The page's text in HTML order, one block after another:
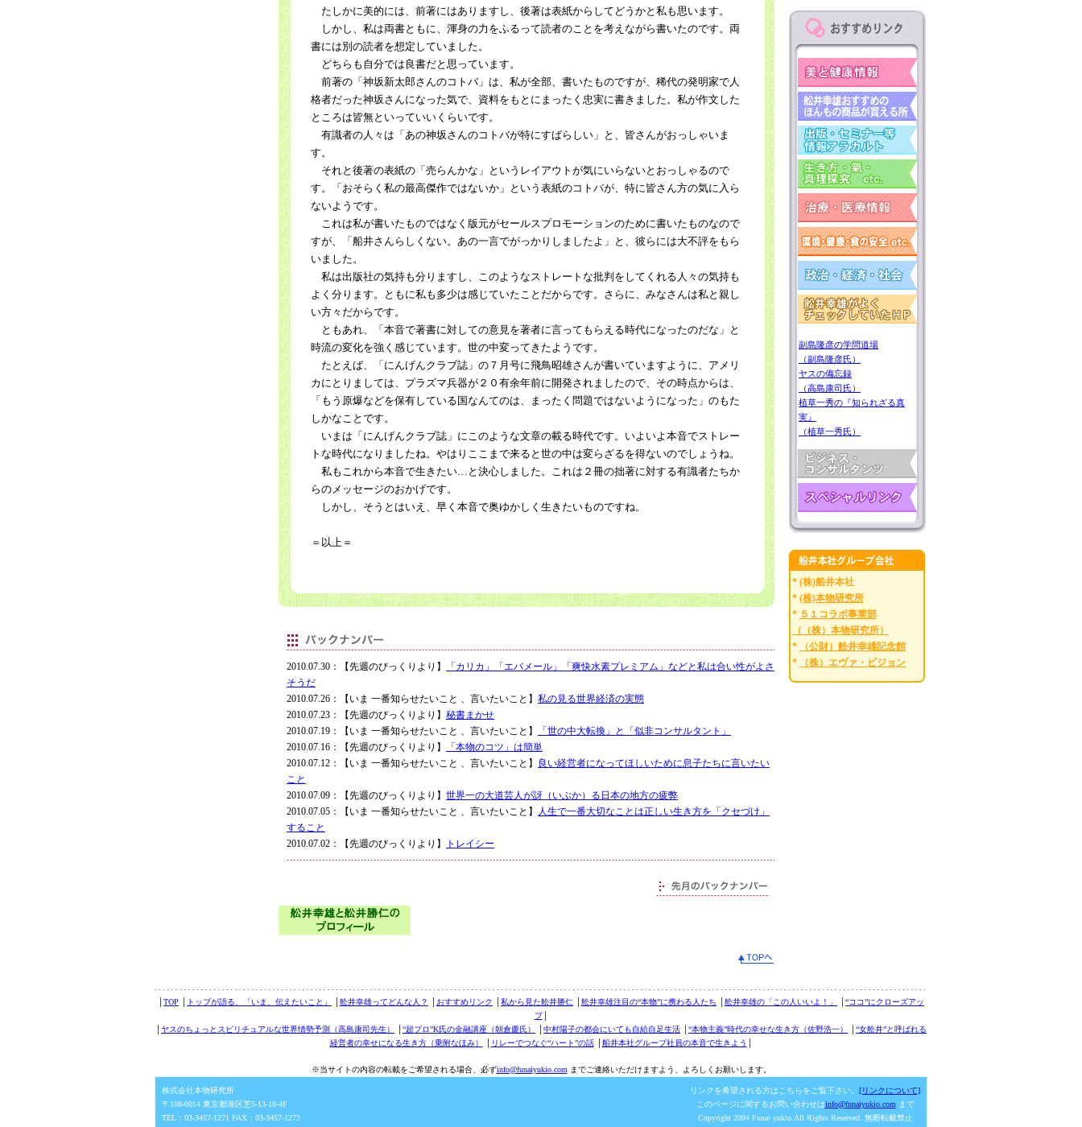
たしかに美的には、前著にはありますし、後著は表紙からしてどうかと私も思います。
しかし、私は両書ともに、渾身の力をふるって読者のことを考えながら書いたのです。両
書には別の読者を想定していました。
どちらも自分では良書だと思っています。
前著の「神坂新太郎さんのコトバ」は、私が全部、書いたものですが、稀代の発明家で人
格者だった神坂さんになった気で、資料をもとにまったく忠実に書きました。私が作文した
ところは皆無といっていいくらいです。
有識者の人々は「あの神坂さんのコトバが特にすばらしい」と、皆さんがおっしゃいま
す。
それと後著の表紙の「売らんかな」というレイアウトが気にいらないとおっしゃるので
す。「おそらく私の最高傑作ではないか」という表紙のコトバが、特に皆さん方の気に入ら
ないようです。
これは私が書いたものではなく版元がセールスプロモーションのために書いたものなので
すが、「船井さんらしくない。あの一言でがっかりしましたよ」と、彼らには大不評をもら
いました。
私は出版社の気持も分りますし、このようなストレートな批判をしてくれる人々の気持も
よく分ります。ともに私も多少は感じていたことだからです。さらに、みなさんは私と親し
い方々だからです。
ともあれ、「本音で著書に対しての意見を著者に言ってもらえる時代になったのだな」と
時流の変化を強く感じています。世の中変ってきたようです。
たとえば、「にんげんクラブ誌」の７月号に飛鳥昭雄さんが書いていますように、アメリ
カにとりましては、プラズマ兵器が２０有余年前に開発されましたので、その時点からは、
「もう原爆などを保有している国なんてのは、まったく問題ではないようになった」のもた
しかなことです。
いまは「にんげんクラブ誌」にこのような文章の載る時代です。いよいよ本音でストレー
トな時代になりましたね。やはりここまで来ると世の中は変らざるを得ないのでしょうね。
私もこれから本音で生きたい…と決心しました。これは２冊の拙著に対する有識者たちか
らのメッセージのおかげです。
しかし、そうとはいえ、早く本音で奥ゆかしく生きたいものですね。
＝以上＝
2010.07.30：【先週のびっくりより】
「カリカ」「エバメール」「爽快水素プレミアム」などと私は合い性がよさ
そうだ
2010.07.26：【いま 一番知らせたいこと 、言いたいこと】 私の見る世界経済の実態
2010.07.23：【先週のびっくりより】 秘書まかせ
2010.07.19：【いま 一番知らせたいこと 、言いたいこと】
「世の中大転換」と「似非コンサルタント」
2010.07.16：【先週のびっくりより】
「本物のコツ」は簡単
2010.07.12：【いま 一番知らせたいこと 、言いたいこと】
良い経営者になってほしいために息子たちに言いたい
こと
2010.07.09：【先週のびっくりより】 世界一の大道芸人が訝（いぶか）る日本の地方の疲弊
2010.07.05：【いま 一番知らせたいこと 、言いたいこと】
人生で一番大切なことは正しい生き方を「クセづけ」
すること
2010.07.02：【先週のびっくりより】
トレイシー
副島隆彦の学問道場
（副島隆彦氏）
ヤスの備忘録
（高島康司氏）
植草一秀の『知られざる真
実』
（植草一秀氏）
* (株)船井本社
* (株)本物研究所
* ５１コラボ事業部
（（株）本物研究所）
*
（公財）舩井幸雄記念館
*
（株）エヴァ・ビジョン
TOP トップが語る、「いま、伝えたいこと」 舩井幸雄ってどんな人？ おすすめリンク 私から見た舩井勝仁 舩井幸雄注目の“本物”に携わる人たち 舩井幸雄の「この人いいよ！」
“ココ”にクローズアッ
プ│
ヤスのちょっとスピリチュアルな世界情勢予測（高島康司先生） “超プロ”K氏の金融講座（朝倉慶氏） 中村陽子の都会にいても自給自足生活 “本物主義”時代の幸せな生き方（佐野浩一）
“女舩井”と呼ばれる
経営者の幸せになる生き方（乗附なほみ）
リレーでつなぐ“ハート”の話│ 船井本社グループ社員の本音で生きよう
※当サイトの内容の転載をご希望される場合、必ずinfo@funaiyukio.com までご連絡いただけますよう、よろしくお願いします。
リンクを希望される方はこちらをご覧下さい。 [リンクについて]
このページに関するお問い合わせはinfo@funaiyukio.com まで
Copyright 2004 Funai yukio.All Rights Reserved. 無断転載禁止
株式会社本物研究所
〒108-0014 東京都港区芝5-13-18-4F
TEL：03-3457-1271 FAX：03-3457-1272